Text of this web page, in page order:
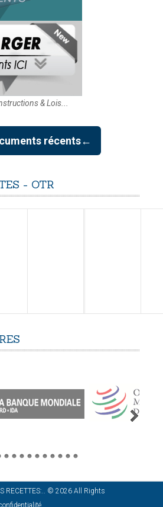
& Lois...
récents←
- OTR
RECETTES:.. © 2026 All Rights